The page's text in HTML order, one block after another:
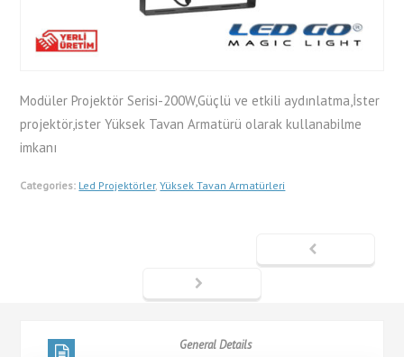
Modüler Projektör Serisi-200W,Güçlü ve etkili aydınlatma,İster
projektör,ister Yüksek Tavan Armatürü olarak kullanabilme
imkanı
Categories: Led Projektörler,Yüksek Tavan Armatürleri
General Details